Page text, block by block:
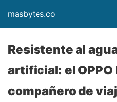
masbytes.co
Resistente al
artificial: el OPPO
compañero de